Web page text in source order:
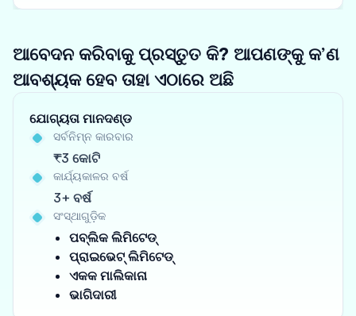
ଆବେଦନ କରିବାକୁ ପ୍ରସ୍ତୁତ କି? ଆପଣଙ୍କୁ କ’ଣ
ଆବଶ୍ୟକ ହେବ ତାହା ଏଠାରେ ଅଛି
ଯୋଗ୍ୟତା ମାନଦଣ୍ଡ
ସର୍ବନିମ୍ନ କାରବାର
₹3 କୋଟି
କାର୍ଯ୍ୟକାଳର ବର୍ଷ
3+ ବର୍ଷ
ସଂସ୍ଥାଗୁଡ଼ିକ
ପବ୍ଲିକ ଲିମିଟେଡ୍
ପ୍ରାଇଭେଟ୍ ଲିମିଟେଡ୍
ଏକକ ମାଲିକାନା
ଭାଗିଦାରୀ